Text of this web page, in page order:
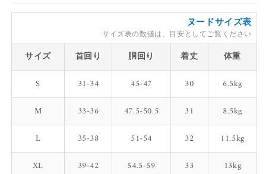
ヌードサイズ表
サイズ表の数値は、目安としてご覧ください
サイズ 首回り 胴回り 着丈
体重
S
31-34 45-47 30
6.5kg
M
33-36 47.5-50.5 31
8.5kg
L
35-38 51-54 32
11.5kg
XL
39-42 54.5-59 33
13kg